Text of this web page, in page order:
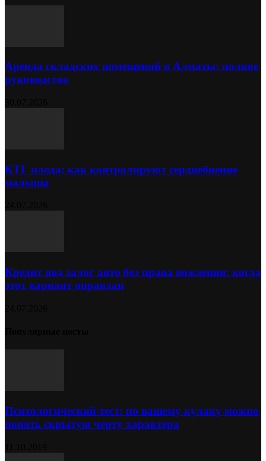
Аренда складских помещений в Алматы: полное
руководство
КТГ плода: как контролируют сердцебиение
малыша
Кредит под залог авто без права вождения: когда
этот вариант оправдан
Психологический тест: по вашему кулаку можно
понять скрытую черту характера